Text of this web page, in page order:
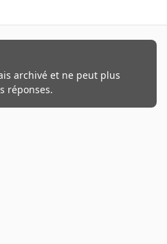
archivé et ne peut plus
réponses.